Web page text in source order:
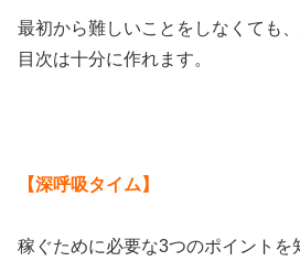
最初から難しいことをしなくても
目次は十分に作れます。
【深呼吸タイム】
稼ぐために必要な3つのポイントを